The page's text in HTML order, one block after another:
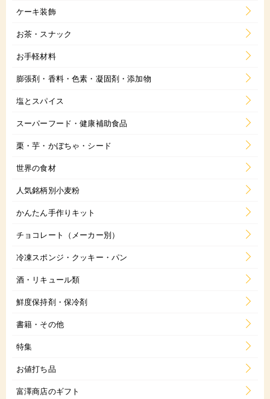
ケーキ装飾
お茶・スナック
お手軽材料
膨張剤・香料・色素・凝固剤・添加物
塩とスパイス
スーパーフード・健康補助食品
栗・芋・かぼちゃ・シード
世界の食材
人気銘柄別小麦粉
かんたん手作りキット
チョコレート（メーカー別）
冷凍スポンジ・クッキー・パン
酒・リキュール類
鮮度保持剤・保冷剤
書籍・その他
特集
お値打ち品
富澤商店のギフト